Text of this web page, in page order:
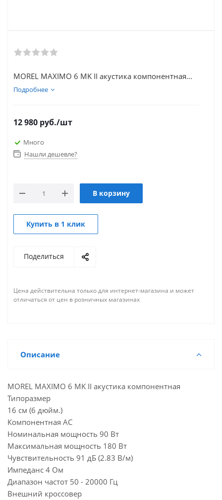
MOREL MAXIMO 6 MK II акустика компонентная...
Подробнее
12 980 руб./шт
Много
Нашли дешевле?
В корзину
Купить в 1 клик
Поделиться
Цена действительна только для интернет-магазина и может
отличаться от цен в розничных магазинах
Описание
MOREL MAXIMO 6 MK II акустика компонентная
Типоразмер
16 см (6 дюйм.)
Компонентная АС
Номинальная мощность 90 Вт
Максимальная мощность 180 Вт
Чувствительность 91 дБ (2.83 В/м)
Импеданс 4 Ом
Диапазон частот 50 - 20000 Гц
Внешний кроссовер